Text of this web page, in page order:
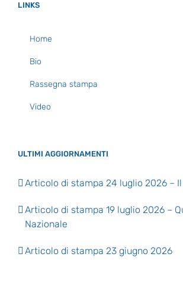
LINKS
Home
Bio
Rassegna stampa
Video
ULTIMI AGGIORNAMENTI
Articolo di stampa 24 luglio 2026 – Il
Articolo di stampa 19 luglio 2026 –
Nazionale
Articolo di stampa 23 giugno 2026